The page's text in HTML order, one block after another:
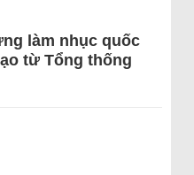
làm nhục quốc
từ Tổng thống